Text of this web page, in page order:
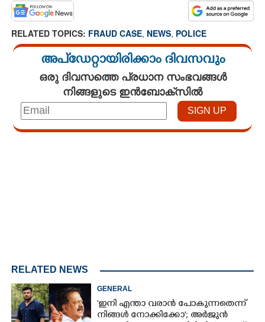
RELATED TOPICS: FRAUD CASE, NEWS, POLICE
അപ്ഡേറ്റായിരിക്കാം ദിവസവും
ഒരു ദിവസത്തെ പ്രധാന സംഭവങ്ങൾ
നിങ്ങളുടെ ഇൻബോക്സിൽ
RELATED NEWS
GENERAL
'ഇനി എന്താ വരാൻ പോകുന്നതെന്ന്
നിങ്ങൾ നോക്കിക്കോ'; അർജുൻ